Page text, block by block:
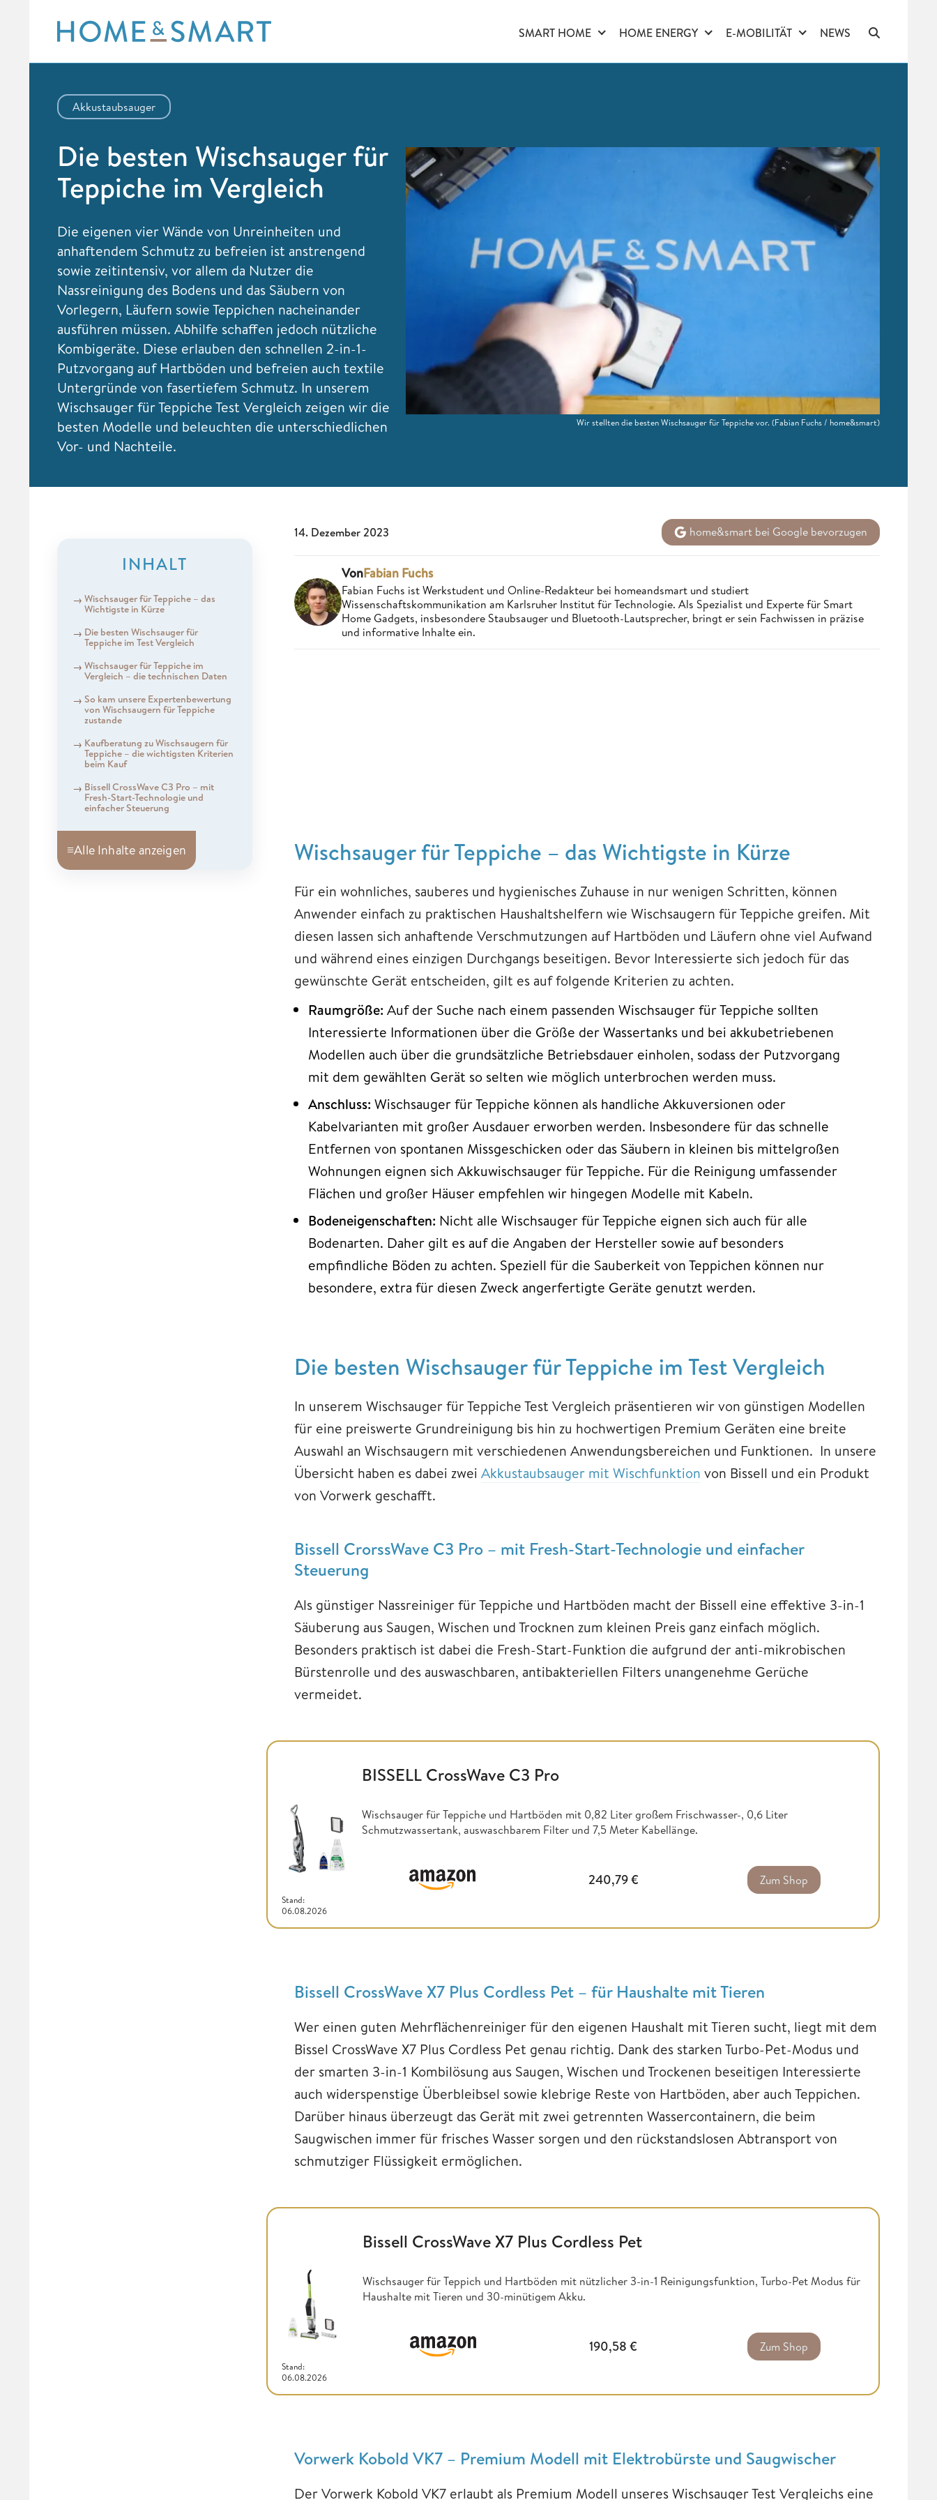
content
SMART HOME HOME ENERGY E-MOBILITÄT NEWS
Akkustaubsauger
Die besten Wischsauger für
Teppiche im Vergleich
Die eigenen vier Wände von Unreinheiten und
anhaftendem Schmutz zu befreien ist anstrengend
sowie zeitintensiv, vor allem da Nutzer die
Nassreinigung des Bodens und das Säubern von
Vorlegern, Läufern sowie Teppichen nacheinander
ausführen müssen. Abhilfe schaffen jedoch nützliche
Kombigeräte. Diese erlauben den schnellen 2-in-1-
Putzvorgang auf Hartböden und befreien auch textile
Untergründe von fasertiefem Schmutz. In unserem
Wischsauger für Teppiche Test Vergleich zeigen wir die
besten Modelle und beleuchten die unterschiedlichen
Vor- und Nachteile.
Wir stellten die besten Wischsauger für Teppiche vor.(Fabian Fuchs / home&smart)
INHALT
Wischsauger für Teppiche – das
Wichtigste in Kürze
Die besten Wischsauger für
Teppiche im Test Vergleich
Wischsauger für Teppiche im
Vergleich – die technischen Daten
So kam unsere Expertenbewertung
von Wischsaugern für Teppiche
zustande
Kaufberatung zu Wischsaugern für
Teppiche – die wichtigsten Kriterien
beim Kauf
Bissell CrossWave C3 Pro – mit
Fresh-Start-Technologie und
einfacher Steuerung
≡Alle Inhalte anzeigen
14. Dezember 2023 home&smart bei Google bevorzugen
VonFabian Fuchs
Fabian Fuchs ist Werkstudent und Online-Redakteur bei homeandsmart und studiert
Wissenschaftskommunikation am Karlsruher Institut für Technologie. Als Spezialist und Experte für Smart
Home Gadgets, insbesondere Staubsauger und Bluetooth-Lautsprecher, bringt er sein Fachwissen in präzise
und informative Inhalte ein.
Wischsauger für Teppiche – das Wichtigste in Kürze
Für ein wohnliches, sauberes und hygienisches Zuhause in nur wenigen Schritten, können
Anwender einfach zu praktischen Haushaltshelfern wie Wischsaugern für Teppiche greifen. Mit
diesen lassen sich anhaftende Verschmutzungen auf Hartböden und Läufern ohne viel Aufwand
und während eines einzigen Durchgangs beseitigen. Bevor Interessierte sich jedoch für das
gewünschte Gerät entscheiden, gilt es auf folgende Kriterien zu achten.
Raumgröße: Auf der Suche nach einem passenden Wischsauger für Teppiche sollten
Interessierte Informationen über die Größe der Wassertanks und bei akkubetriebenen
Modellen auch über die grundsätzliche Betriebsdauer einholen, sodass der Putzvorgang
mit dem gewählten Gerät so selten wie möglich unterbrochen werden muss.
Anschluss: Wischsauger für Teppiche können als handliche Akkuversionen oder
Kabelvarianten mit großer Ausdauer erworben werden. Insbesondere für das schnelle
Entfernen von spontanen Missgeschicken oder das Säubern in kleinen bis mittelgroßen
Wohnungen eignen sich Akkuwischsauger für Teppiche. Für die Reinigung umfassender
Flächen und großer Häuser empfehlen wir hingegen Modelle mit Kabeln.
Bodeneigenschaften: Nicht alle Wischsauger für Teppiche eignen sich auch für alle
Bodenarten. Daher gilt es auf die Angaben der Hersteller sowie auf besonders
empfindliche Böden zu achten. Speziell für die Sauberkeit von Teppichen können nur
besondere, extra für diesen Zweck angerfertigte Geräte genutzt werden.
Die besten Wischsauger für Teppiche im Test Vergleich
In unserem Wischsauger für Teppiche Test Vergleich präsentieren wir von günstigen Modellen
für eine preiswerte Grundreinigung bis hin zu hochwertigen Premium Geräten eine breite
Auswahl an Wischsaugern mit verschiedenen Anwendungsbereichen und Funktionen. In unsere
Übersicht haben es dabei zwei Akkustaubsauger mit Wischfunktion von Bissell und ein Produkt
von Vorwerk geschafft.
Bissell CrorssWave C3 Pro – mit Fresh-Start-Technologie und einfacher
Steuerung
Als günstiger Nassreiniger für Teppiche und Hartböden macht der Bissell eine effektive 3-in-1
Säuberung aus Saugen, Wischen und Trocknen zum kleinen Preis ganz einfach möglich.
Besonders praktisch ist dabei die Fresh-Start-Funktion die aufgrund der anti-mikrobischen
Bürstenrolle und des auswaschbaren, antibakteriellen Filters unangenehme Gerüche
vermeidet.
Stand:
06.08.2026
BISSELL CrossWave C3 Pro
Wischsauger für Teppiche und Hartböden mit 0,82 Liter großem Frischwasser-, 0,6 Liter
Schmutzwassertank, auswaschbarem Filter und 7,5 Meter Kabellänge.
240,79€ Zum Shop
Bissell CrossWave X7 Plus Cordless Pet – für Haushalte mit Tieren
Wer einen guten Mehrflächenreiniger für den eigenen Haushalt mit Tieren sucht, liegt mit dem
Bissel CrossWave X7 Plus Cordless Pet genau richtig. Dank des starken Turbo-Pet-Modus und
der smarten 3-in-1 Kombilösung aus Saugen, Wischen und Trockenen beseitigen Interessierte
auch widerspenstige Überbleibsel sowie klebrige Reste von Hartböden, aber auch Teppichen.
Darüber hinaus überzeugt das Gerät mit zwei getrennten Wassercontainern, die beim
Saugwischen immer für frisches Wasser sorgen und den rückstandslosen Abtransport von
schmutziger Flüssigkeit ermöglichen.
Stand:
06.08.2026
Bissell CrossWave X7 Plus Cordless Pet
Wischsauger für Teppich und Hartböden mit nützlicher 3-in-1 Reinigungsfunktion, Turbo-Pet Modus für
Haushalte mit Tieren und 30-minütigem Akku.
190,58€ Zum Shop
Vorwerk Kobold VK7 – Premium Modell mit Elektrobürste und Saugwischer
Der Vorwerk Kobold VK7 erlaubt als Premium Modell unseres Wischsauger Test Vergleichs eine